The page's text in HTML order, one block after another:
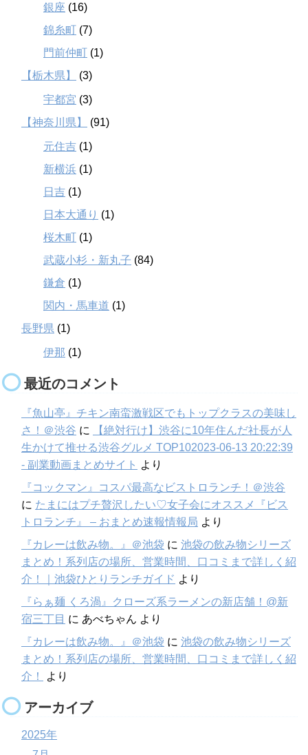
銀座 (16)
錦糸町 (7)
門前仲町 (1)
【栃木県】
(3)
宇都宮 (3)
【神奈川県】
(91)
元住吉 (1)
新横浜 (1)
日吉 (1)
日本大通り (1)
桜木町 (1)
武蔵小杉・新丸子 (84)
鎌倉 (1)
関内・馬車道 (1)
長野県 (1)
伊那 (1)
最近のコメント
『魚山亭』チキン南蛮激戦区でもトップクラスの美味し
さ！＠渋谷 に
【絶対行け】渋谷に10年住んだ社長が人
生かけて推せる渋谷グルメ TOP102023-06-13 20:22:39
- 副業動画まとめサイト より
『コックマン』コスパ最高なビストロランチ！＠渋谷
に たまにはプチ贅沢したい♡女子会にオススメ『ビス
トロランチ』 – おまとめ速報情報局 より
『カレーは飲み物。』＠池袋 に 池袋の飲み物シリーズ
まとめ！系列店の場所、営業時間、口コミまで詳しく紹
介！｜池袋ひとりランチガイド より
『らぁ麺 くろ渦』クローズ系ラーメンの新店舗！@新
宿三丁目 に あべちゃん より
『カレーは飲み物。』＠池袋 に 池袋の飲み物シリーズ
まとめ！系列店の場所、営業時間、口コミまで詳しく紹
介！
より
アーカイブ
2025年